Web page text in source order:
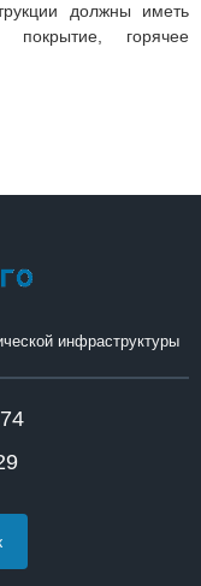
должны иметь
покрытие, горячее
инфраструктуры